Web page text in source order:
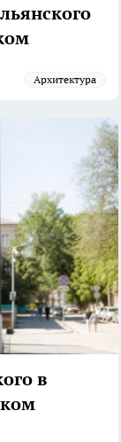
архитектура
в